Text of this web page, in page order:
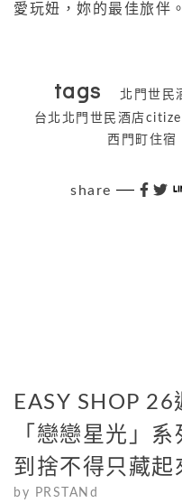
愛玩妞，妳的最佳旅伴。
tags 北門世民
台北北門世民酒店
西門町住宿
share
EASY SHOP 26
「戀戀星光」
到捨不得只藏起
by PRSTANd